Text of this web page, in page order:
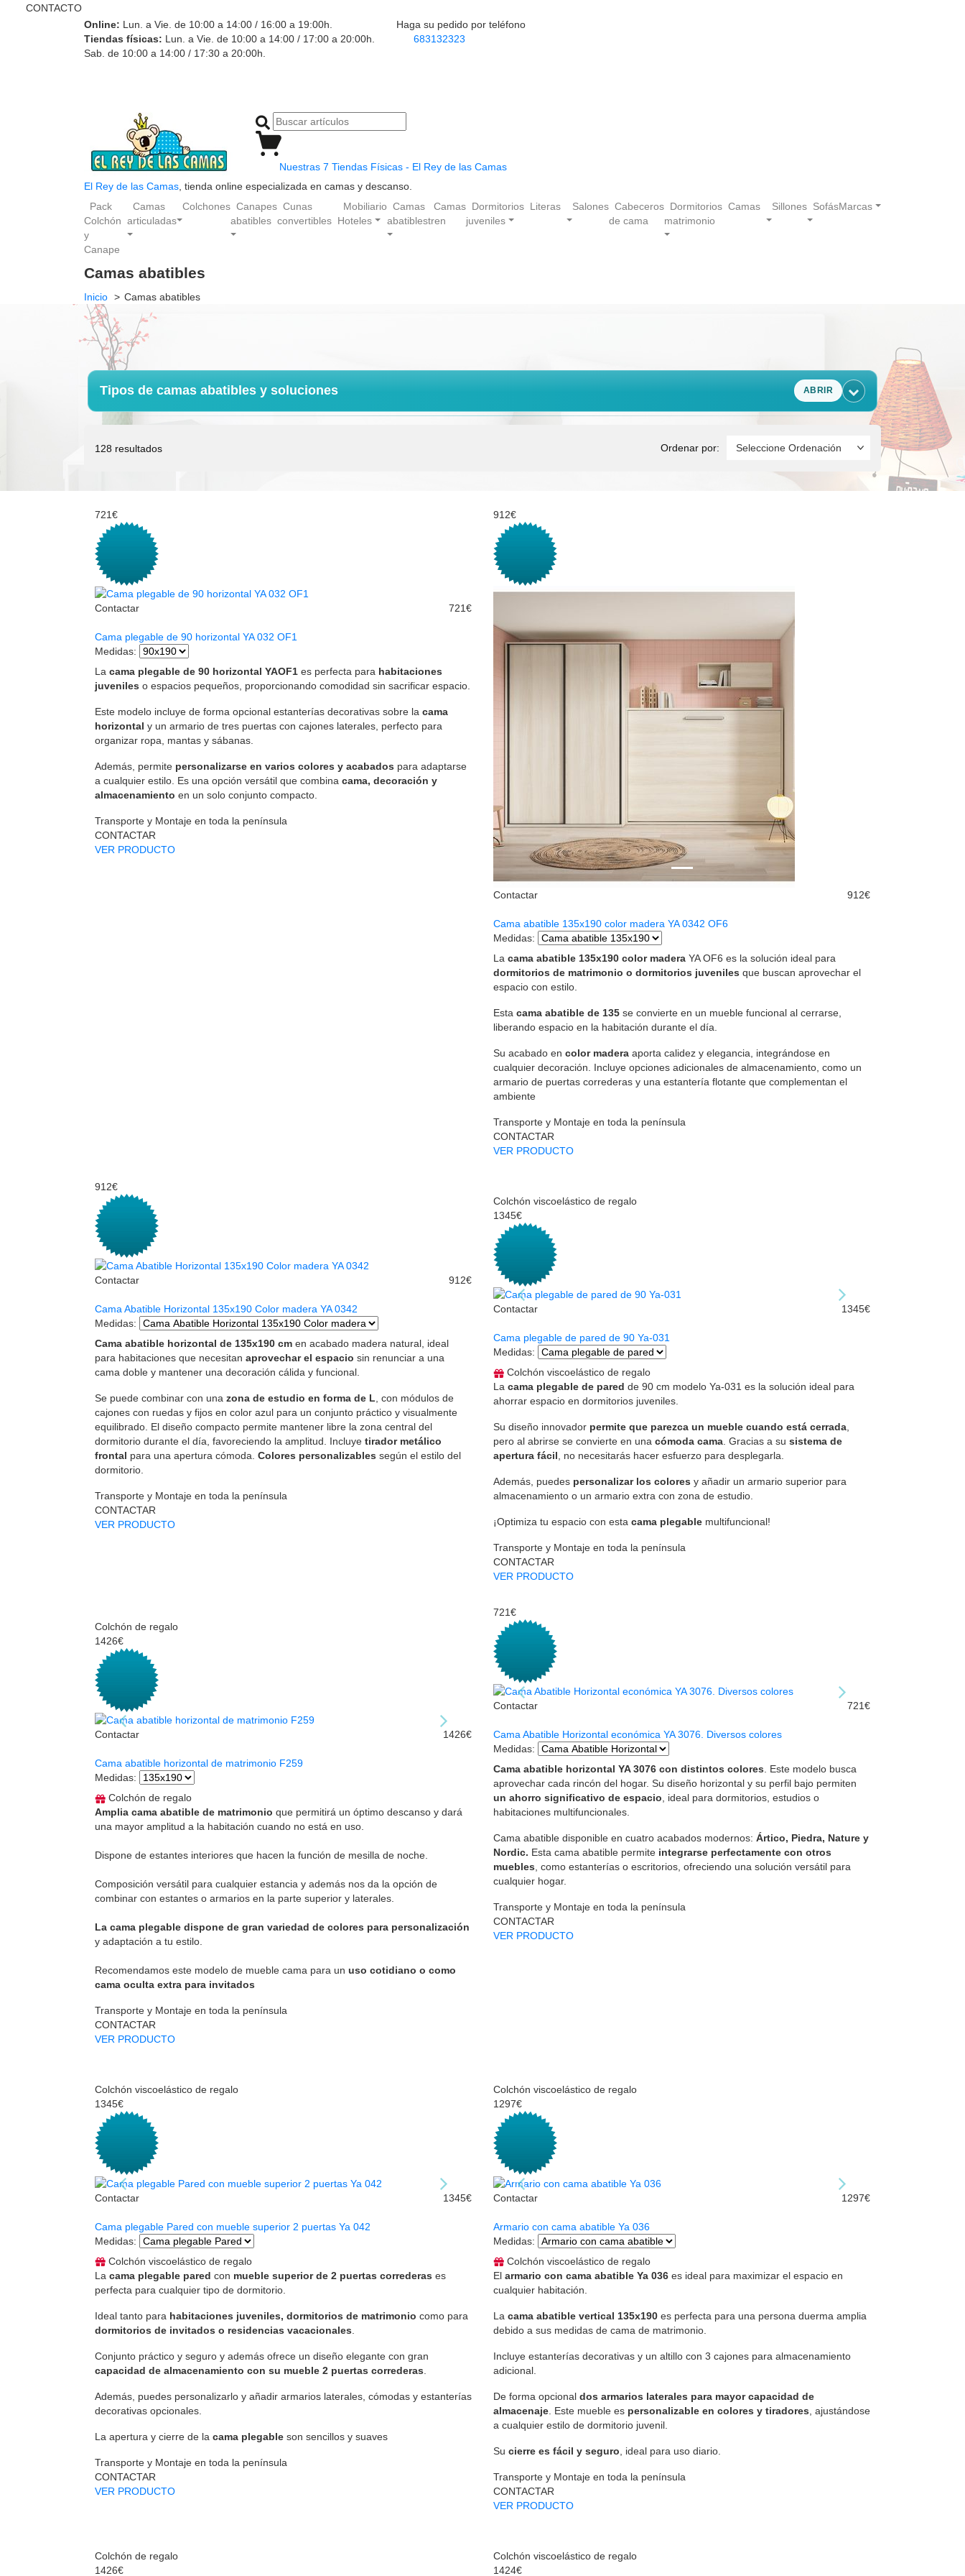
CONTACTO
Online: Lun. a Vie. de 10:00 a 14:00 / 16:00 a 19:00h.
Tiendas físicas: Lun. a Vie. de 10:00 a 14:00 / 17:00 a 20:00h.
Sab. de 10:00 a 14:00 / 17:30 a 20:00h.
Haga su pedido por teléfono
683132323
Nuestras 7 Tiendas Físicas - El Rey de las Camas
El Rey de las Camas , tienda online especializada en camas y descanso.
Pack
Colchón
y
Canape
Camas
articuladas
Colchones Canapes
abatibles
Cunas
convertibles
Mobiliario
Hoteles
Camas
abatibles
Camas
tren
Dormitorios
juveniles
Literas Salones Cabeceros
de cama
Dormitorios
matrimonio
Camas Sillones SofásMarcas
Camas abatibles
Inicio Camas abatibles
Tipos de camas abatibles y soluciones ABRIR
128 resultados Ordenar por:
721€
Contactar 721€
Cama plegable de 90 horizontal YA 032 OF1
Medidas:
La cama plegable de 90 horizontal YAOF1 es perfecta para habitaciones
juveniles o espacios pequeños, proporcionando comodidad sin sacrificar espacio.
Este modelo incluye de forma opcional estanterías decorativas sobre la cama
horizontal y un armario de tres puertas con cajones laterales, perfecto para
organizar ropa, mantas y sábanas.
Además, permite personalizarse en varios colores y acabados para adaptarse
a cualquier estilo. Es una opción versátil que combina cama, decoración y
almacenamiento en un solo conjunto compacto.
Transporte y Montaje en toda la península
CONTACTAR
VER PRODUCTO
912€
Contactar 912€
Cama abatible 135x190 color madera YA 0342 OF6
Medidas:
La cama abatible 135x190 color madera YA OF6 es la solución ideal para
dormitorios de matrimonio o dormitorios juveniles que buscan aprovechar el
espacio con estilo.
Esta cama abatible de 135 se convierte en un mueble funcional al cerrarse,
liberando espacio en la habitación durante el día.
Su acabado en color madera aporta calidez y elegancia, integrándose en
cualquier decoración. Incluye opciones adicionales de almacenamiento, como un
armario de puertas correderas y una estantería flotante que complementan el
ambiente
Transporte y Montaje en toda la península
CONTACTAR
VER PRODUCTO
912€
Contactar 912€
Cama Abatible Horizontal 135x190 Color madera YA 0342
Medidas:
Cama abatible horizontal de 135x190 cm en acabado madera natural, ideal
para habitaciones que necesitan aprovechar el espacio sin renunciar a una
cama doble y mantener una decoración cálida y funcional.
Se puede combinar con una zona de estudio en forma de L , con módulos de
cajones con ruedas y fijos en color azul para un conjunto práctico y visualmente
equilibrado. El diseño compacto permite mantener libre la zona central del
dormitorio durante el día, favoreciendo la amplitud. Incluye tirador metálico
frontal para una apertura cómoda. Colores personalizables según el estilo del
dormitorio.
Transporte y Montaje en toda la península
CONTACTAR
VER PRODUCTO
Colchón viscoelástico de regalo
1345€
Contactar 1345€
Cama plegable de pared de 90 Ya-031
Medidas:
Colchón viscoelástico de regalo
La cama plegable de pared de 90 cm modelo Ya-031 es la solución ideal para
ahorrar espacio en dormitorios juveniles.
Su diseño innovador permite que parezca un mueble cuando está cerrada
pero al abrirse se convierte en una cómoda cama . Gracias a su sistema de
apertura fácil , no necesitarás hacer esfuerzo para desplegarla.
Además, puedes personalizar los colores y añadir un armario superior para
almacenamiento o un armario extra con zona de estudio.
¡Optimiza tu espacio con esta cama plegable multifuncional!
Transporte y Montaje en toda la península
CONTACTAR
VER PRODUCTO
Colchón de regalo
1426€
Contactar 1426€
Cama abatible horizontal de matrimonio F259
Medidas:
Colchón de regalo
Amplia cama abatible de matrimonio que permitirá un óptimo descanso y dará
una mayor amplitud a la habitación cuando no está en uso.
Dispone de estantes interiores que hacen la función de mesilla de noche.
Composición versátil para cualquier estancia y además nos da la opción de
combinar con estantes o armarios en la parte superior y laterales.
La cama plegable dispone de gran variedad de colores para personalización
y adaptación a tu estilo.
Recomendamos este modelo de mueble cama para un uso cotidiano o como
cama oculta extra para invitados
Transporte y Montaje en toda la península
CONTACTAR
VER PRODUCTO
721€
Contactar 721€
Cama Abatible Horizontal económica YA 3076. Diversos colores
Medidas:
Cama abatible horizontal YA 3076 con distintos colores. Este modelo busca
aprovechar cada rincón del hogar. Su diseño horizontal y su perfil bajo permiten
un ahorro significativo de espacio, ideal para dormitorios, estudios o
habitaciones multifuncionales.
Cama abatible disponible en cuatro acabados modernos: Ártico, Piedra, Nature y
Nordic. Esta cama abatible permite integrarse perfectamente con otros
muebles, como estanterías o escritorios, ofreciendo una solución versátil para
cualquier hogar.
Transporte y Montaje en toda la península
CONTACTAR
VER PRODUCTO
Colchón viscoelástico de regalo
1345€
Contactar 1345€
Cama plegable Pared con mueble superior 2 puertas Ya 042
Medidas:
Colchón viscoelástico de regalo
La cama plegable pared con mueble superior de 2 puertas correderas es
perfecta para cualquier tipo de dormitorio.
Ideal tanto para habitaciones juveniles, dormitorios de matrimonio como para
dormitorios de invitados o residencias vacacionales
Conjunto práctico y seguro y además ofrece un diseño elegante con gran
capacidad de almacenamiento con su mueble 2 puertas correderas
Además, puedes personalizarlo y añadir armarios laterales, cómodas y estanterías
decorativas opcionales.
La apertura y cierre de la cama plegable son sencillos y suaves
Transporte y Montaje en toda la península
CONTACTAR
VER PRODUCTO
Colchón viscoelástico de regalo
1297€
Contactar 1297€
Armario con cama abatible Ya 036
Medidas:
Colchón viscoelástico de regalo
El armario con cama abatible Ya 036 es ideal para maximizar el espacio en
cualquier habitación.
La cama abatible vertical 135x190 es perfecta para una persona duerma amplia
debido a sus medidas de cama de matrimonio.
Incluye estanterías decorativas y un altillo con 3 cajones para almacenamiento
adicional.
De forma opcional dos armarios laterales para mayor capacidad de
almacenaje . Este mueble es personalizable en colores y tiradores , ajustándose
a cualquier estilo de dormitorio juvenil.
Su cierre es fácil y seguro , ideal para uso diario.
Transporte y Montaje en toda la península
CONTACTAR
VER PRODUCTO
Colchón de regalo
1426€
Colchón viscoelástico de regalo
1424€